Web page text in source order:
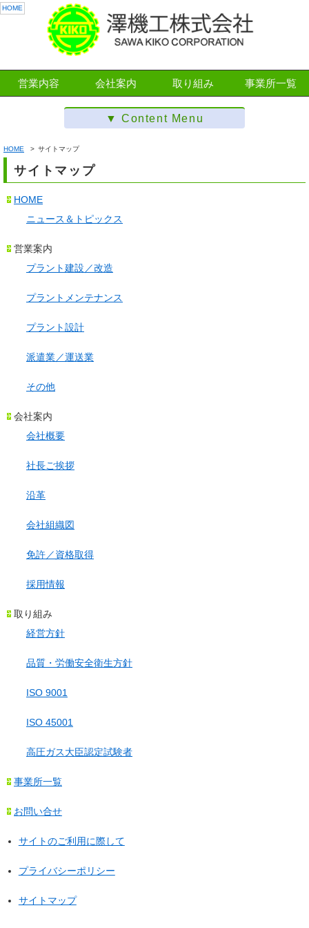
営業内容 会社案内 取り組み 事業所一覧
HOME サイトマップ
サイトマップ
HOME
ニュース＆トピックス
営業案内
プラント建設／改造
プラントメンテナンス
プラント設計
派遣業／運送業
その他
会社案内
会社概要
社長ご挨拶
沿革
会社組織図
免許／資格取得
採用情報
取り組み
経営方針
品質・労働安全衛生方針
ISO 9001
ISO 45001
高圧ガス大臣認定試験者
事業所一覧
お問い合せ
サイトのご利用に際して
プライバシーポリシー
サイトマップ